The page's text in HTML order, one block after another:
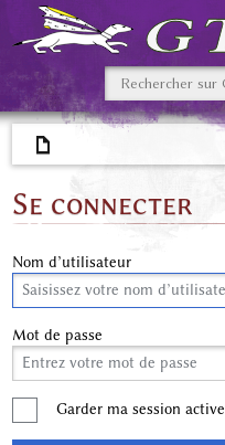
Se connecter
Nom d’utilisateur
Mot de passe
Garder ma session active